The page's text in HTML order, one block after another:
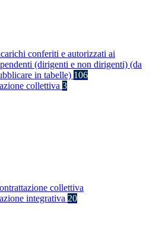
conferiti e autorizzati ai
(dirigenti e non dirigenti) (da
in tabelle) 106
collettiva 3
collettiva
integrativa 20